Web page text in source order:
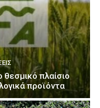
πλαίσιο
προϊόντα